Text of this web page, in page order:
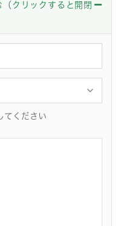
クリックすると開閉
てください